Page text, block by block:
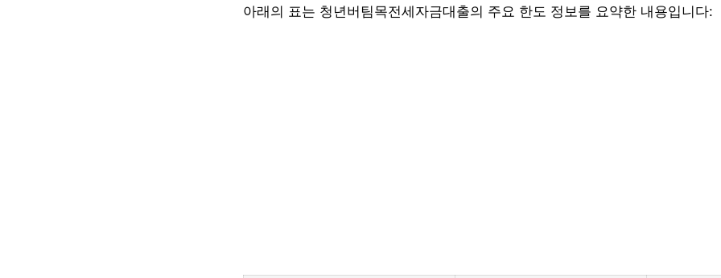
아래의 표는 청년버팀목전세자금대출의 주요 한도 정보를 요약한 내용입니다: